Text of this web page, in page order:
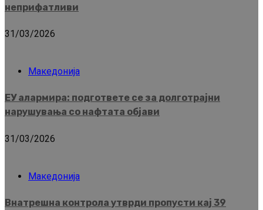
неприфатливи
31/03/2026
Македонија
ЕУ алармира: подгответе се за долготрајни
нарушувања со нафтата објави
31/03/2026
Македонија
Внатрешна контрола утврди пропусти кај 39